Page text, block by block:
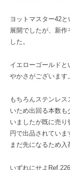
ヨットマスター42
展開でしたが、新
した。
イエローゴールド
やかさがございます。
もちろんステンレ
いため出回る本数
いましたが既に売
円で出品されてい
まだ先になるため入
いずれにせよ